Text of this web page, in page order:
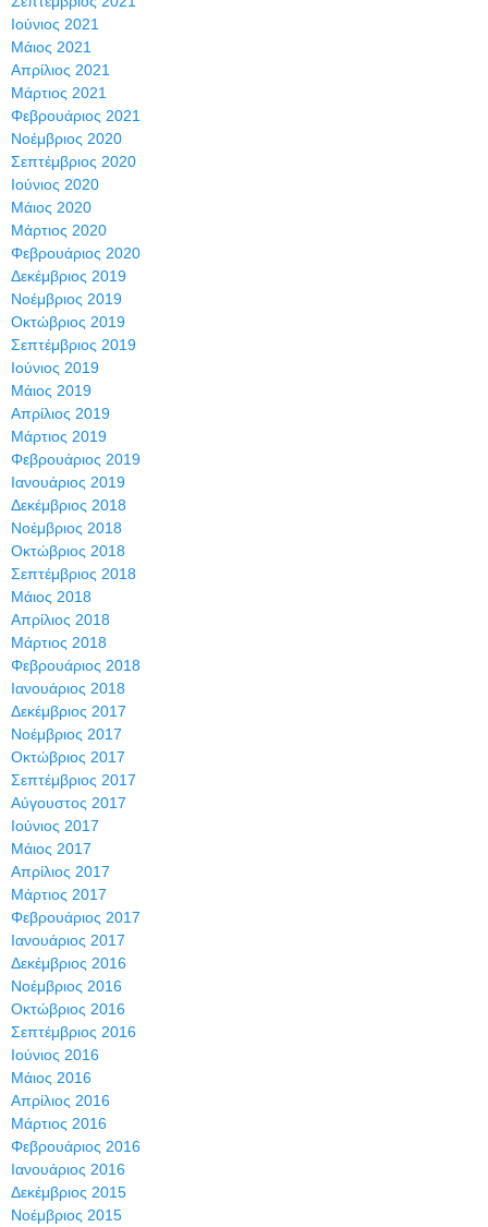
Ιούνιος 2021
Μάιος 2021
Απρίλιος 2021
Μάρτιος 2021
Φεβρουάριος 2021
Νοέμβριος 2020
Σεπτέμβριος 2020
Ιούνιος 2020
Μάιος 2020
Μάρτιος 2020
Φεβρουάριος 2020
Δεκέμβριος 2019
Νοέμβριος 2019
Οκτώβριος 2019
Σεπτέμβριος 2019
Ιούνιος 2019
Μάιος 2019
Απρίλιος 2019
Μάρτιος 2019
Φεβρουάριος 2019
Ιανουάριος 2019
Δεκέμβριος 2018
Νοέμβριος 2018
Οκτώβριος 2018
Σεπτέμβριος 2018
Μάιος 2018
Απρίλιος 2018
Μάρτιος 2018
Φεβρουάριος 2018
Ιανουάριος 2018
Δεκέμβριος 2017
Νοέμβριος 2017
Οκτώβριος 2017
Σεπτέμβριος 2017
Αύγουστος 2017
Ιούνιος 2017
Μάιος 2017
Απρίλιος 2017
Μάρτιος 2017
Φεβρουάριος 2017
Ιανουάριος 2017
Δεκέμβριος 2016
Νοέμβριος 2016
Οκτώβριος 2016
Σεπτέμβριος 2016
Ιούνιος 2016
Μάιος 2016
Απρίλιος 2016
Μάρτιος 2016
Φεβρουάριος 2016
Ιανουάριος 2016
Δεκέμβριος 2015
Νοέμβριος 2015